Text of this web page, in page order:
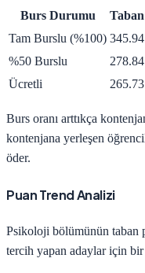
Burs Durumu
Tam Burslu (%100) 345.94
%50 Burslu
278.84
Ücretli
265.73
Burs oranı arttıkça
kontenjana yerleşen
öder.
Puan Trend Analizi
Psikoloji bölümünün taban
tercih yapan adaylar için bir